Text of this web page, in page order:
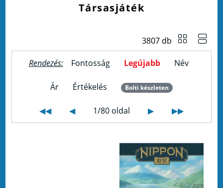
Társasjáték
3807 db
Rendezés: Fontosság Legújabb Név
Ár Értékelés Bolti készleten
◀◀ ◀ 1/80 oldal ▶ ▶▶